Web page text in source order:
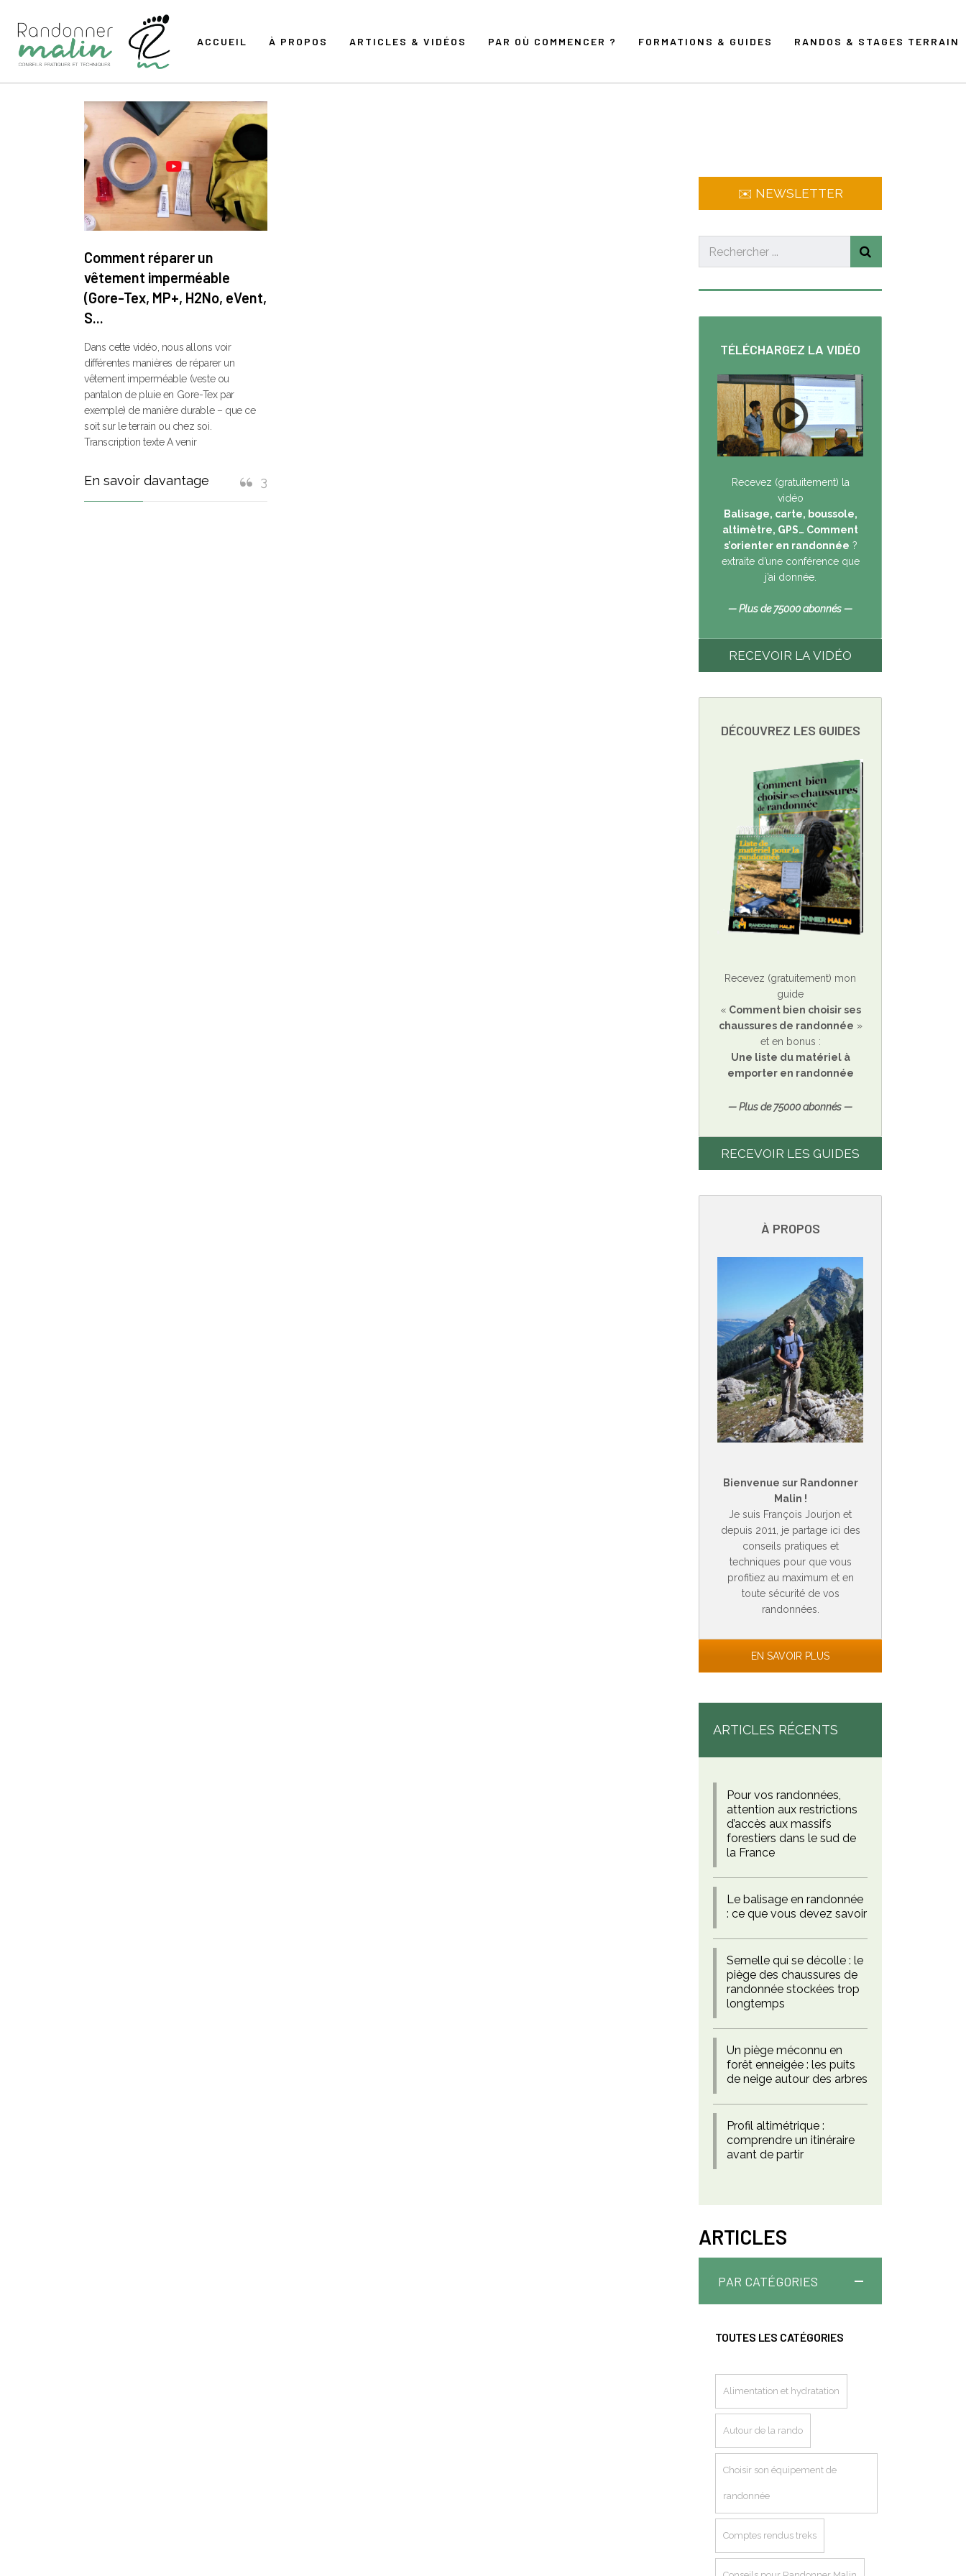
ACCUEIL À PROPOS ARTICLES & VIDÉOS PAR OÙ COMMENCER ? FORMATIONS & GUIDES RANDOS & STAGES TERRAIN
Comment réparer un
vêtement imperméable
(Gore-Tex, MP+, H2No, eVent,
S...
Dans cette vidéo, nous allons voir
différentes manières de réparer un
vêtement imperméable (veste ou
pantalon de pluie en Gore-Tex par
exemple) de manière durable – que ce
soit sur le terrain ou chez soi.
Transcription texte A venir
En savoir davantage 3
✉️ NEWSLETTER
TÉLÉCHARGEZ LA VIDÉO
Recevez (gratuitement) la
vidéo
Balisage, carte, boussole,
altimètre, GPS… Comment
s’orienter en randonnée ?
extraite d’une conférence que
j’ai donnée.
— Plus de 75000 abonnés —
RECEVOIR LA VIDÉO
DÉCOUVREZ LES GUIDES
Recevez (gratuitement) mon
guide
« Comment bien choisir ses
chaussures de randonnée »
et en bonus :
Une liste du matériel à
emporter en randonnée
— Plus de 75000 abonnés —
RECEVOIR LES GUIDES
À PROPOS
Bienvenue sur Randonner
Malin !
Je suis François Jourjon et
depuis 2011, je partage ici des
conseils pratiques et
techniques pour que vous
profitiez au maximum et en
toute sécurité de vos
randonnées.
EN SAVOIR PLUS
ARTICLES RÉCENTS
Pour vos randonnées,
attention aux restrictions
d’accès aux massifs
forestiers dans le sud de
la France
Le balisage en randonnée
: ce que vous devez savoir
Semelle qui se décolle : le
piège des chaussures de
randonnée stockées trop
longtemps
Un piège méconnu en
forêt enneigée : les puits
de neige autour des arbres
Profil altimétrique :
comprendre un itinéraire
avant de partir
ARTICLES
PAR CATÉGORIES
TOUTES LES CATÉGORIES
Alimentation et hydratation
Autour de la rando
Choisir son équipement de
randonnée
Comptes rendus treks